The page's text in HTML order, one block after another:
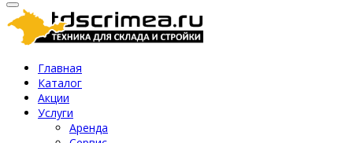
Главная
Каталог
Акции
Услуги
Аренда